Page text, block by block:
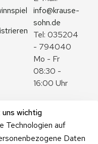
wichtig
Technologien auf
Daten
info@krause-
sohn.de
Tel: 035204
- 794040
Mo - Fr
08:30 -
16:00 Uhr
Zum
Kontaktformu
lar